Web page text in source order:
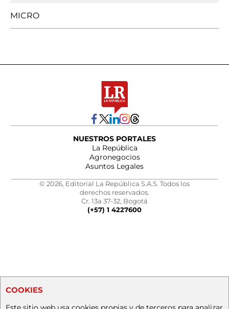
MICRO
NUESTROS PORTALES
La República
Agronegocios
Asuntos Legales
© 2026, Editorial La República S.A.S. Todos los
derechos reservados.
Cr. 13a 37-32, Bogotá
(+57) 1 4227600
COOKIES